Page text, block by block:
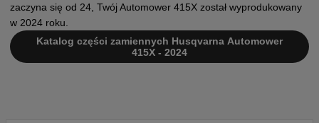
zaczyna się od 24, Twój Automower 415X został wyprodukowany
w 2024 roku.
Katalog części zamiennych Husqvarna Automower
415X - 2024